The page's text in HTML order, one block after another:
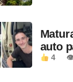
auto
4 👁